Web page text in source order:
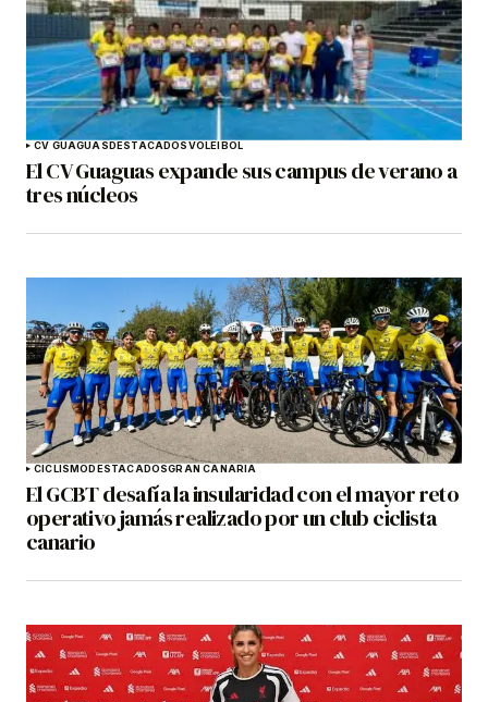
CV GUAGUASDESTACADOSVOLEIBOL
El CV Guaguas expande sus campus de verano a
tres núcleos
CICLISMODESTACADOSGRAN CANARIA
El GCBT desafía la insularidad con el mayor reto
operativo jamás realizado por un club ciclista
canario